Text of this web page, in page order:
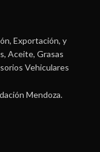
Exportación, y
Aceite, Grasas
Vehiculares
Mendoza.